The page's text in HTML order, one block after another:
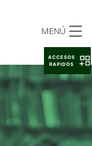
MENÚ
ACCESOS
RAPIDOS